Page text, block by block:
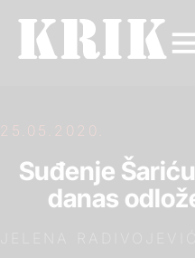
25.05.2020.
Suđenje
danas